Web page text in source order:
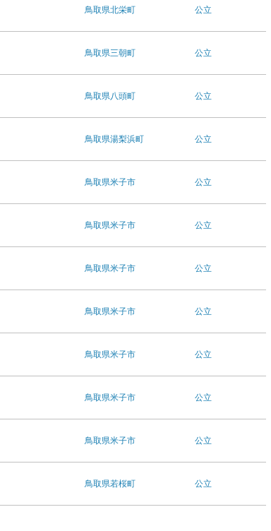
鳥取県北栄町 公立
鳥取県三朝町 公立
鳥取県八頭町 公立
鳥取県湯梨浜町 公立
鳥取県米子市 公立
鳥取県米子市 公立
鳥取県米子市 公立
鳥取県米子市 公立
鳥取県米子市 公立
鳥取県米子市 公立
鳥取県米子市 公立
鳥取県若桜町 公立